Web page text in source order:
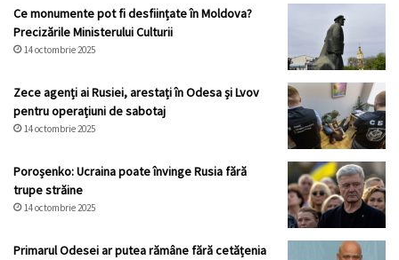
Ce monumente pot fi desființate în Moldova?
Precizările Ministerului Culturii
14 octombrie 2025
Zece agenți ai Rusiei, arestați în Odesa și Lvov
pentru operațiuni de sabotaj
14 octombrie 2025
Poroșenko: Ucraina poate învinge Rusia fără
trupe străine
14 octombrie 2025
Primarul Odesei ar putea rămâne fără cetățenia